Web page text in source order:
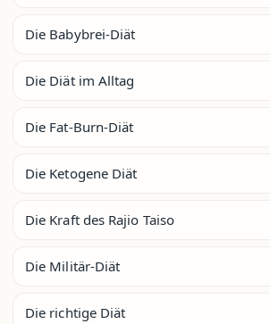
Die Babybrei-Diät
Die Diät im Alltag
Die Fat-Burn-Diät
Die Ketogene Diät
Die Kraft des Rajio Taiso
Die Militär-Diät
Die richtige Diät